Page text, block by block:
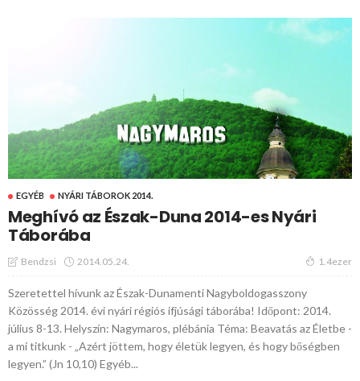
EGYÉB NYÁRI TÁBOROK 2014.
Meghívó az Észak-Duna 2014-es Nyári
Táborába
Bendzsi 2014.05.24. 1.4ezer
Szeretettel hívunk az Észak-Dunamenti Nagyboldogasszony
Közösség 2014. évi nyári régiós ifjúsági táborába! Időpont: 2014.
július 8-13. Helyszín: Nagymaros, plébánia Téma: Beavatás az Életbe -
a mi titkunk - „Azért jöttem, hogy életük legyen, és hogy bőségben
legyen.” (Jn 10,10) Egyéb...